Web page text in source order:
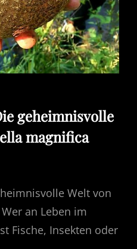
geheimnisvolle
magnifica
Welt von
an Leben im
Fische, Insekten oder